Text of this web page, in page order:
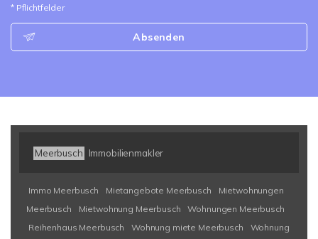
* Pflichtfelder
Absenden
Meerbusch Immobilienmakler
Immo Meerbusch Mietangebote Meerbusch
Mietwohnungen
Meerbusch
Mietwohnung Meerbusch
Wohnungen Meerbusch
Reihenhaus Meerbusch
Wohnung miete Meerbusch
Wohnung